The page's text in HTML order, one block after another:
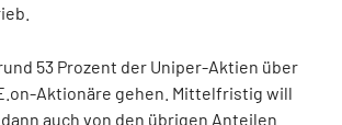
53 Prozent der Uniper-Aktien über
Aktionäre gehen. Mittelfristig will
auch von den übrigen Anteilen